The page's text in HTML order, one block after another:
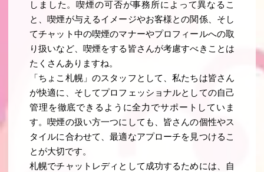
しました。喫煙の可否が事務所によって異なるこ
と、喫煙が与えるイメージやお客様との関係、そし
てチャット中の喫煙のマナーやプロフィールへの取
り扱いなど、喫煙をする皆さんが考慮すべきことは
たくさんありますね。
「ちょこ札幌」のスタッフとして、私たちは皆さん
が快適に、そしてプロフェッショナルとしての自己
管理を徹底できるように全力でサポートしていま
す。喫煙の扱い方一つにしても、皆さんの個性やス
タイルに合わせて、最適なアプローチを見つけるこ
とが大切です。
札幌でチャットレディとして成功するためには、自